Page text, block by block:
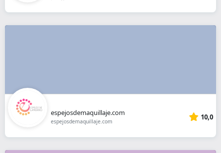
espejosdemaquillaje.com
espejosdemaquillaje.com 10,0